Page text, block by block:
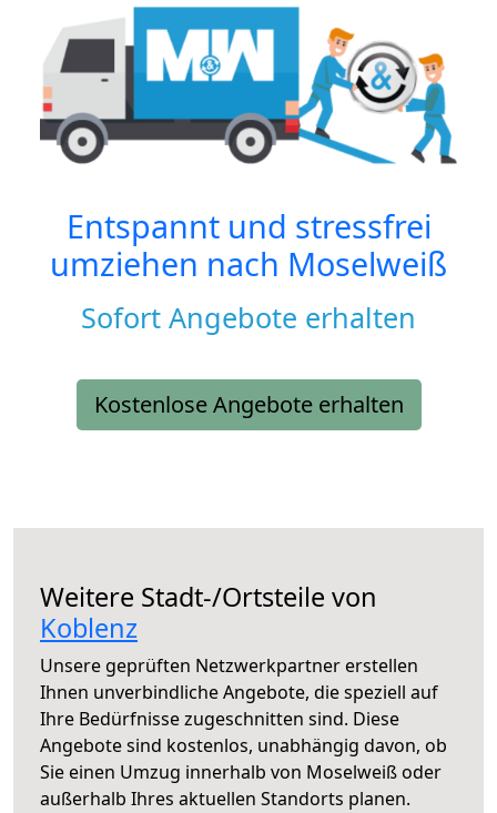
Entspannt und stressfrei
umziehen nach Moselweiß
Sofort Angebote erhalten
Kostenlose Angebote erhalten
Weitere Stadt-/Ortsteile von
Koblenz
Unsere geprüften Netzwerkpartner erstellen
Ihnen unverbindliche Angebote, die speziell auf
Ihre Bedürfnisse zugeschnitten sind. Diese
Angebote sind kostenlos, unabhängig davon, ob
Sie einen Umzug innerhalb von Moselweiß oder
außerhalb Ihres aktuellen Standorts planen.